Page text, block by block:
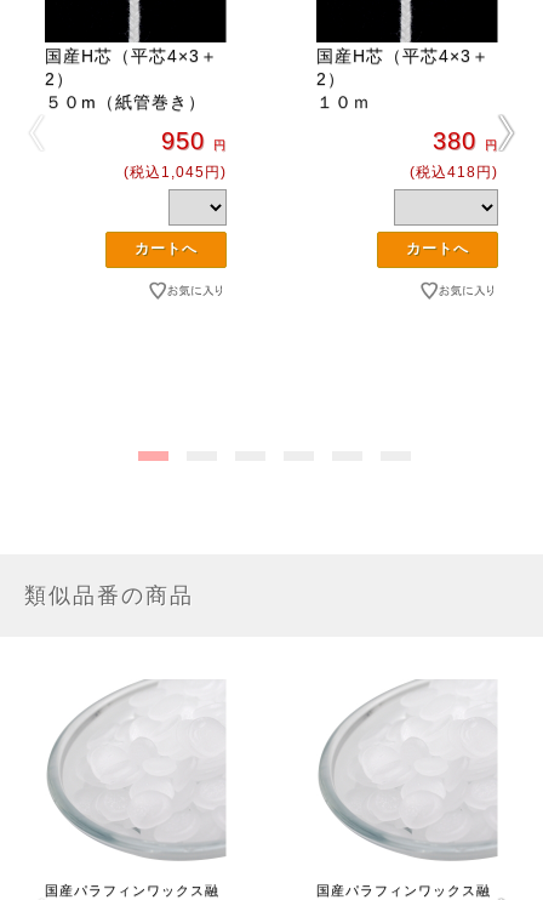
国産H芯（平芯4×3＋
2）
５０m（紙管巻き）
950 円
(税込1,045円)
国産H芯（平芯4×3＋
2）
１０ｍ
380 円
(税込418円)
類似品番の商品
国産パラフィンワックス融
国産パラフィンワックス融